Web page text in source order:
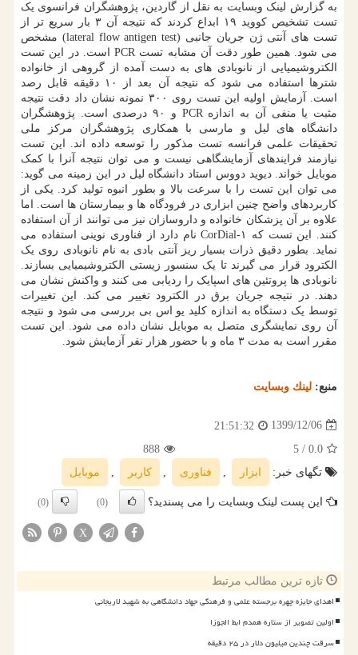
به گزارش لینک وبسایت به نقل از گاردین، پژوهشگران فرانسوی یک
تست تشخیص کووید ۱۹ ابداع کردند که نتیجه آن ۳ بار سریع تر از
تست های آنتی ژن جریان جانبی (lateral flow antigen test) مشخص
می شود. همین طور دقت آن مشابه تست PCR است. در این تست
الکتروشیمیایی از نانوبادی های به دست آمده از گروهی از خانواده
شترها استفاده می شود که نتیجه آن بعد از ۱۰ دقیقه قابل رصد
است. آزمایش اولیه این تست روی ۳۰۰ نمونه نشان داد دقت نتیجه
مثبت یا منفی آن به اندازه PCR و ۹۰ درصدی است. پژوهشگران
دانشگاه های لیل و مارسی با همکاری پژوهشگران مرکز ملی
تحقیقات علمی فرانسه تست مذکور را توسعه داده اند. این تست
نیازمند فرایندهای آزمایشگاهی نیست و می توان نتیجه آنرا با کمک
موبایل خواند. دیوید دووس استاد دانشگاه لیل در این زمینه می گوید:
می توان این تست را با سرعت بالا و بطور انبوه تولید کرد. یکی از
کاربردهای واضح چنین ابزاری در فرودگاه ها و بیمارستان ها است. اما
علاوه بر آن پزشکان خانواده و داروسازان نیز می توانند از آن استفاده
کنند. این تست که CorDial-۱ نام دارد از فناوری نوینی استفاده می
نماید. بطور دقیق ذرات بسیار ریز آنتی بادی به نام نانوبادی روی یک
الکترود قرار می گیرند تا یک سنسور زیستی الکتروشیمیایی بسازند.
نانوبادی ها پروتئین های اسپایک را ردیابی می کنند و واکنش نشان می
دهند. در نتیجه جریان برق در الکترود تغییر می کند. این تغییرات
توسط یک دستگاه به اندازه کلید یو اس بی بررسی می شود و نتیجه
آن روی نمایشگری متصل به موبایل نشان داده می شود. این تست
مقرر است به مدت ۳ ماه و با حضور هزار نفر آزمایش شود.
منبع: لینك وبسایت
1399/12/06
21:51:32
0.0
/ 5
888
تگهای خبر:
ابزار , فناوری , كاربر , موبایل
این پست لینک وبسایت را می پسندید؟ (0)
(0)
X
تازه ترین مطالب مرتبط
اهدای جایزه چهره برجسته علمی و فرهنگی جهاد دانشگاهی به شهید لاریجانی
اولین تصویر از ستاره همدم ابط الجوزا
سرقت چندین میلیون دلار در ۲۵ دقیقه